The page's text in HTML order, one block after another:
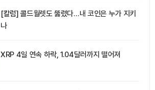
[칼럼] 콜드월렛도 뚫렸다…내 코인은 누가 지키
나
XRP 4일 연속 하락, 1.04달러까지 떨어져